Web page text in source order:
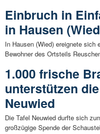
Einbruch in
in Hausen
In Hausen (Wied) ereignete sich
Bewohner des Ortsteils
1.000 frische
unterstützen
Neuwied
Die Tafel Neuwied durfte sich
großzügige Spende der